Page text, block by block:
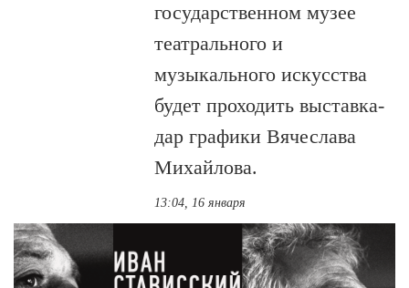
государственном музее
театрального и
музыкального искусства
будет проходить выставка-
дар графики Вячеслава
Михайлова.
13:04, 16 января